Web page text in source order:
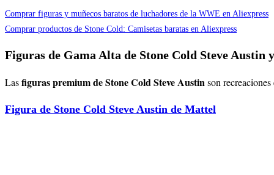
Comprar figuras y muñecos baratos de luchadores de la WWE en Aliexpress
Comprar productos de Stone Cold: Camisetas baratas en Aliexpress
Figuras de Gama Alta de Stone Cold Steve Austin
Lasfiguras premium de Stone Cold Steve Austinson
Figura de Stone Cold Steve Austin de Mattel